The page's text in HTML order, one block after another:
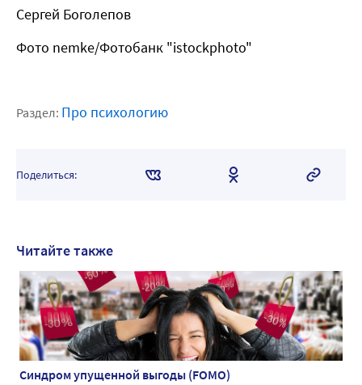
Сергей Боголепов
Фото nemke/Фотобанк "istockphoto"
Раздел: Про психологию
Поделиться:
Читайте также
Синдром упущенной выгоды (FOMO)